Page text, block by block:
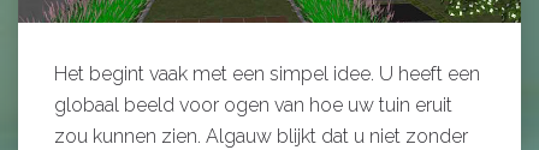
Het begint vaak met een simpel idee. U heeft een
globaal beeld voor ogen van hoe uw tuin eruit
zou kunnen zien. Algauw blijkt dat u niet zonder